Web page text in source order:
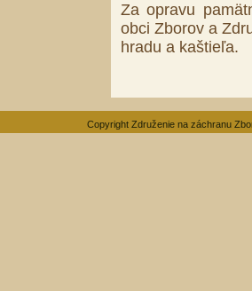
Za opravu
obci Zborov a
hradu a kaštieľa.
Copyright Združenie na záchranu